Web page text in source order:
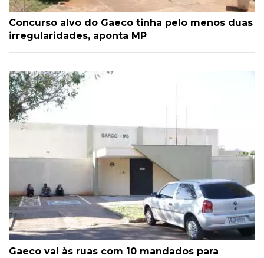
Concurso alvo do Gaeco tinha pelo menos duas
irregularidades, aponta MP
Gaeco vai às ruas com 10 mandados para